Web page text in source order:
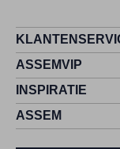
ASSEMVIP
INSPIRATIE
ASSEM